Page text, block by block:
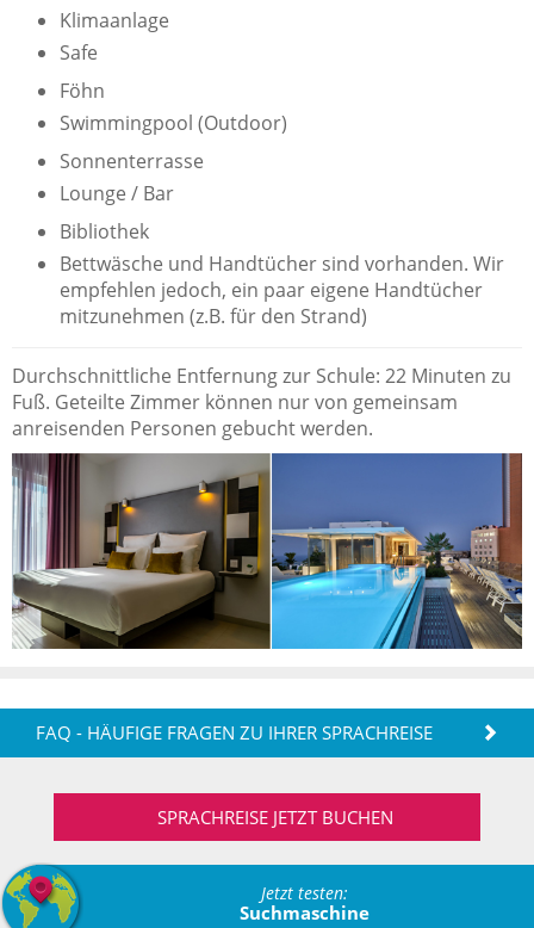
Klimaanlage
Safe
Föhn
Swimmingpool (Outdoor)
Sonnenterrasse
Lounge / Bar
Bibliothek
Bettwäsche und Handtücher sind vorhanden. Wir
empfehlen jedoch, ein paar eigene Handtücher
mitzunehmen (z.B. für den Strand)
Durchschnittliche Entfernung zur Schule: 22 Minuten zu
Fuß. Geteilte Zimmer können nur von gemeinsam
anreisenden Personen gebucht werden.
FAQ - HÄUFIGE FRAGEN ZU IHRER SPRACHREISE
SPRACHREISE JETZT BUCHEN
Jetzt testen:
Suchmaschine